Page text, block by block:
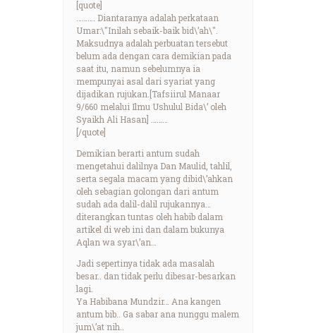
[quote]
………. Diantaranya adalah perkataan
Umar:\"Inilah sebaik-baik bid\’ah\".
Maksudnya adalah perbuatan tersebut
belum ada dengan cara demikian pada
saat itu, namun sebelumnya ia
mempunyai asal dari syariat yang
dijadikan rujukan.[Tafsiirul Manaar
9/660 melalui Ilmu Ushulul Bida\’ oleh
Syaikh Ali Hasan] ………
[/quote]
Demikian berarti antum sudah
mengetahui dalilnya Dan Maulid, tahlil,
serta segala macam yang dibid\’ahkan
oleh sebagian golongan dari antum
sudah ada dalil-dalil rujukannya…
diterangkan tuntas oleh habib dalam
artikel di web ini dan dalam bukunya
Aqlan wa syar\’an…
Jadi sepertinya tidak ada masalah
besar.. dan tidak perlu dibesar-besarkan
lagi.
Ya Habibana Mundzir… Ana kangen
antum bib.. Ga sabar ana nunggu malem
jum\’at nih..